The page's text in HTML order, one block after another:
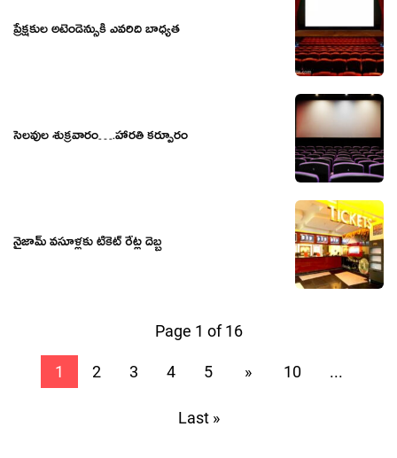
ప్రేక్షకుల అటెండెన్సుకి ఎవరిది బాధ్యత
సెలవుల శుక్రవారం….హారతి కర్పూరం
నైజామ్ వసూళ్లకు టికెట్ రేట్ల దెబ్బ
Page 1 of 16
1 2 3 4 5 » 10 ...
Last »